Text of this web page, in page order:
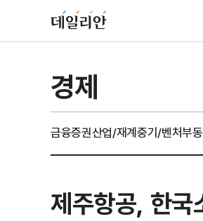
경제
금융증권산업/재계중기/벤처부
제주항공, 한국